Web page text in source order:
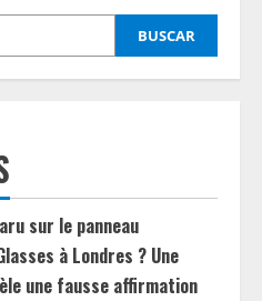
BUSCAR
sur le panneau
à Londres ? Une
une fausse affirmation